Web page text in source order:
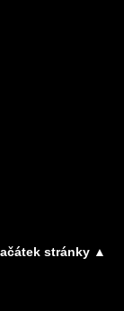
stránky ▲